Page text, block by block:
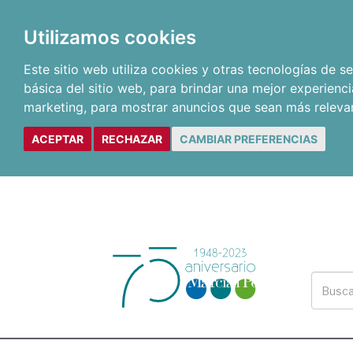
Utilizamos cookies
Este sitio web utiliza cookies y otras tecnologías de
básica del sitio web, para brindar una mejor
marketing, para mostrar anuncios que sean más
ACEPTAR RECHAZAR CAMBIAR PREFERENCIAS